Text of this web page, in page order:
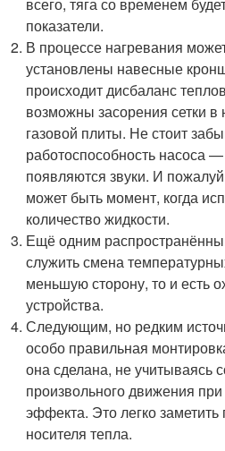
показатели.
В процессе нагревания
установлены навесные
происходит дисбаланс
возможны засорения сетки в
газовой плиты. Не стоит
работоспособность насоса —
появляются звуки. И
может быть момент, когда
количество жидкости.
Ещё одним
служить смена
меньшую сторону, то и есть
устройства.
Следующим, но редким
особо правильная
она сделана, не учитываясь
произвольного движения
эффекта. Это легко
носителя тепла.